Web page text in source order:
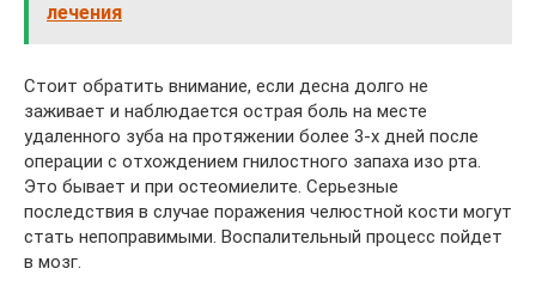
лечения
Стоит обратить внимание, если десна долго не
заживает и наблюдается острая боль на месте
удаленного зуба на протяжении более 3-х дней после
операции с отхождением гнилостного запаха изо рта.
Это бывает и при остеомиелите. Серьезные
последствия в случае поражения челюстной кости могут
стать непоправимыми. Воспалительный процесс пойдет
в мозг.